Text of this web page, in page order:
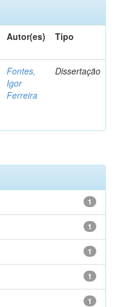
Autor(es) Tipo
Fontes,
Igor
Ferreira
Dissertação
1
1
1
1
1